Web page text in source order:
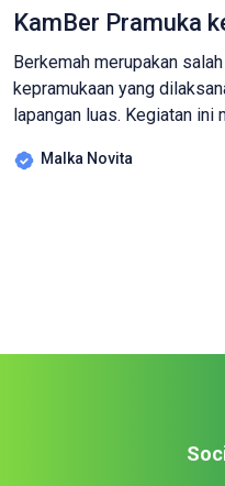
KamBer Pramuka
Berkemah merupakan
kepramukaan yang
lapangan luas. Kegiatan
penggalang. Biasanya
Malka Novita